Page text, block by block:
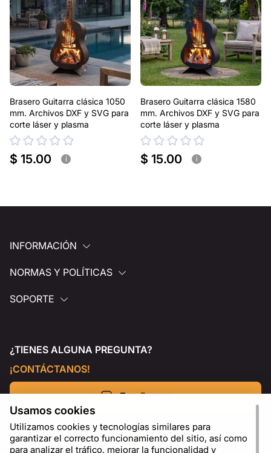
Brasero Guitarra clásica 1050
mm. Archivos DXF y SVG para
corte láser y plasma
$ 15.00 i
Brasero Guitarra clásica 1580
mm. Archivos DXF y SVG para
corte láser y plasma
$ 15.00 i
INFORMACIÓN
NORMAS Y POLÍTICAS
SOPORTE
¿TIENES ALGUNA PREGUNTA?
¡CONTÁCTANOS!
Escríbenos
Usamos cookies
Utilizamos cookies y tecnologías similares para
garantizar el correcto funcionamiento del sitio, así como
para analizar el tráfico, mejorar la funcionalidad y